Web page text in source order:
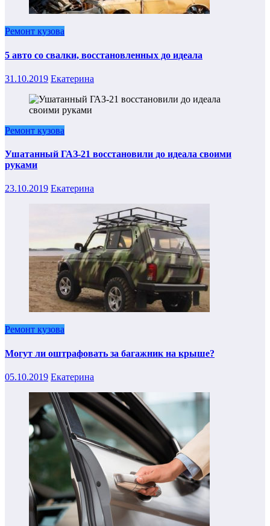
Ремонт кузова
5 авто со свалки, восстановленных до идеала
31.10.2019 Екатерина
Ремонт кузова
Ушатанный ГАЗ-21 восстановили до идеала своими
руками
23.10.2019 Екатерина
Ремонт кузова
Могут ли оштрафовать за багажник на крыше?
05.10.2019 Екатерина